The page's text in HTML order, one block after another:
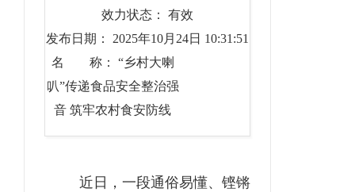
效力状态： 有效
发布日期： 2025年10月24日 10:31:51
名 称： “乡村大喇
叭”传递食品安全整治强
音 筑牢农村食安防线
近日，一段通俗易懂、铿锵